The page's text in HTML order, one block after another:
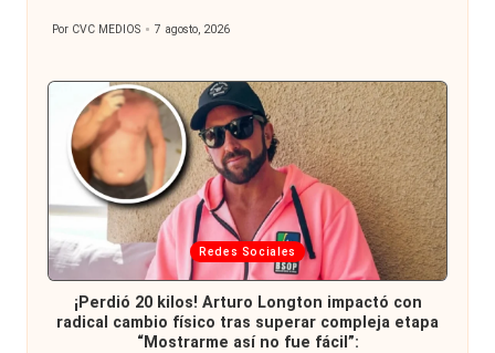
Publicado
Por CVC MEDIOS 7 agosto, 2026
Publicada
en
Redes Sociales
¡Perdió 20 kilos! Arturo Longton impactó con
radical cambio físico tras superar compleja etapa
“Mostrarme así no fue fácil”: